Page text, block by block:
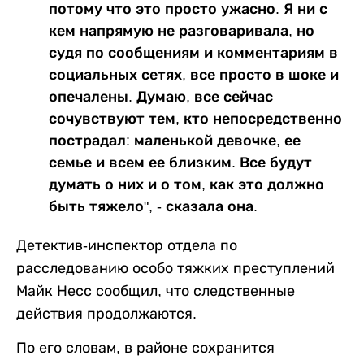
потому что это просто ужасно. Я ни с
кем напрямую не разговаривала, но
судя по сообщениям и комментариям в
социальных сетях, все просто в шоке и
опечалены. Думаю, все сейчас
сочувствуют тем, кто непосредственно
пострадал: маленькой девочке, ее
семье и всем ее близким. Все будут
думать о них и о том, как это должно
быть тяжело", - сказала она.
Детектив-инспектор отдела по
расследованию особо тяжких преступлений
Майк Несс сообщил, что следственные
действия продолжаются.
По его словам, в районе сохранится